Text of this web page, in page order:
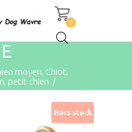
0
moyen Chiot
petit chien /
Hors stock